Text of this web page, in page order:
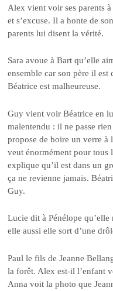
Alex vient voir ses parents
et s’excuse. Il a honte de
parents lui disent la vérité.
Sara avoue à Bart qu’elle
ensemble car son père il est
Béatrice est malheureuse.
Guy vient voir Béatrice en
malentendu : il ne passe
propose de boire un verre à
veut énormément pour
explique qu’il est dans un
ça ne revienne jamais.
Guy.
Lucie dit à Pénélope qu’elle
elle aussi elle sort d’une
Paul le fils de Jeanne
la forêt. Alex est-il l’enfant
Anna voit la photo que